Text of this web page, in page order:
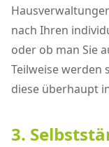
nach Ihren
oder ob man Sie
Teilweise werden
diese überhaupt
3.